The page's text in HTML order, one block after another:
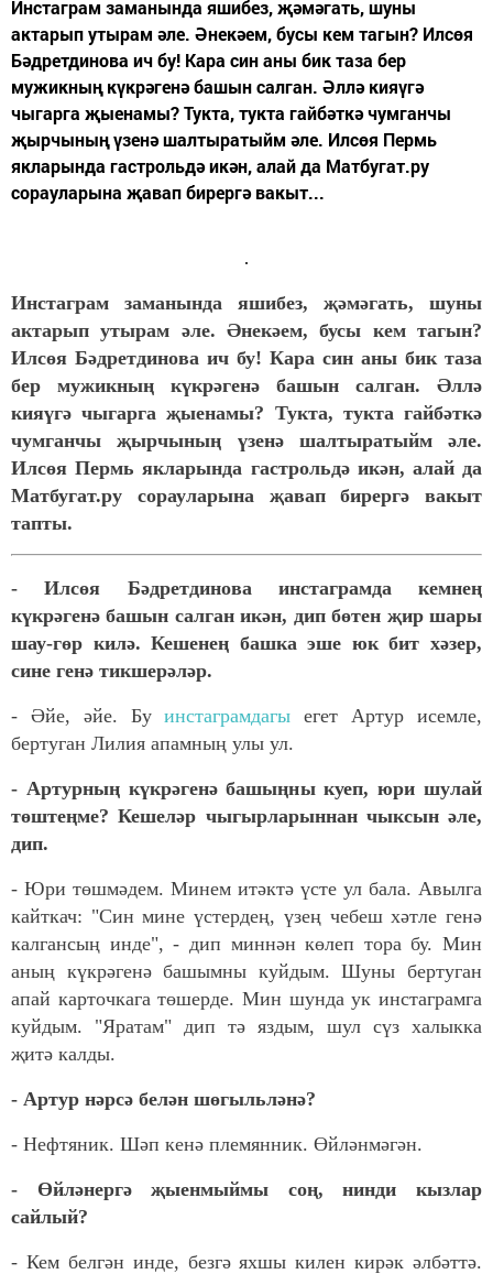
Инстаграм заманында яшибез, җәмәгать, шуны
актарып утырам әле. Әнекәем, бусы кем тагын? Илсөя
Бәдретдинова ич бу! Кара син аны бик таза бер
мужикның күкрәгенә башын салган. Әллә кияүгә
чыгарга җыенамы? Тукта, тукта гайбәткә чумганчы
җырчының үзенә шалтыратыйм әле. Илсөя Пермь
якларында гастрольдә икән, алай да Матбугат.ру
сорауларына җавап бирергә вакыт...
Инстаграм заманында яшибез, җәмәгать, шуны
актарып утырам әле. Әнекәем, бусы кем тагын?
Илсөя Бәдретдинова ич бу! Кара син аны бик таза
бер мужикның күкрәгенә башын салган. Әллә
кияүгә чыгарга җыенамы? Тукта, тукта гайбәткә
чумганчы җырчының үзенә шалтыратыйм әле.
Илсөя Пермь якларында гастрольдә икән, алай да
Матбугат.ру сорауларына җавап бирергә вакыт
тапты.
- Илсөя Бәдретдинова инстаграмда кемнең
күкрәгенә башын салган икән, дип бөтен җир шары
шау-гөр килә. Кешенең башка эше юк бит хәзер,
сине генә тикшерәләр.
- Әйе, әйе. Буинстаграмдагы егет Артур исемле,
бертуган Лилия апамның улы ул.
- Артурның күкрәгенә башыңны куеп, юри шулай
төштеңме? Кешеләр чыгырларыннан чыксын әле,
дип.
- Юри төшмәдем. Минем итәктә үсте ул бала. Авылга
кайткач: "Син мине үстердең, үзең чебеш хәтле генә
калгансың инде", - дип миннән көлеп тора бу. Мин
аның күкрәгенә башымны куйдым. Шуны бертуган
апай карточкага төшерде. Мин шунда ук инстаграмга
куйдым. "Яратам" дип тә яздым, шул сүз халыкка
җитә калды.
- Артур нәрсә белән шөгыльләнә?
- Нефтяник. Шәп кенә племянник. Өйләнмәгән.
- Өйләнергә җыенмыймы соң, нинди кызлар
сайлый?
- Кем белгән инде, безгә яхшы килен кирәк әлбәттә.